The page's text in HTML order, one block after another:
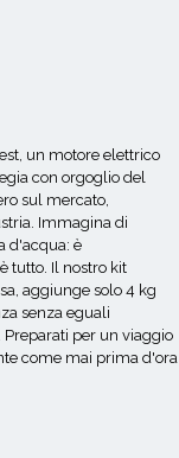
un motore elettrico
con orgoglio del
sul mercato,
Immagina di
d'acqua: è
tutto. Il nostro kit
aggiunge solo 4 kg
senza eguali
per un viaggio
come mai prima d'ora